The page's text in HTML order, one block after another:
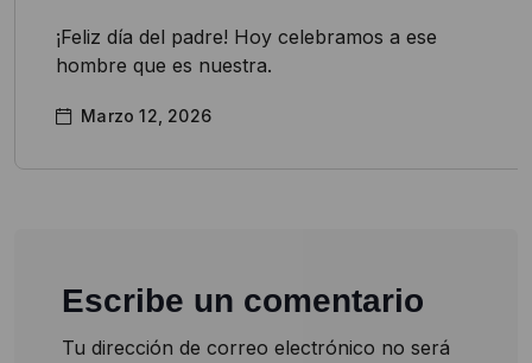
¡Feliz día del padre! Hoy celebramos a ese
hombre que es nuestra.
Marzo 12, 2026
Escribe un comentario
Tu dirección de correo electrónico no será